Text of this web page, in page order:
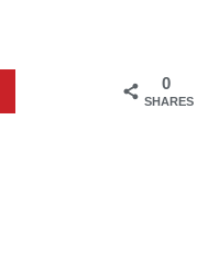
0
SHARES